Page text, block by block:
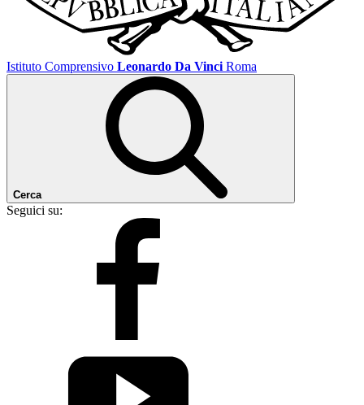
Istituto Comprensivo Leonardo Da Vinci Roma
Cerca
Seguici su: